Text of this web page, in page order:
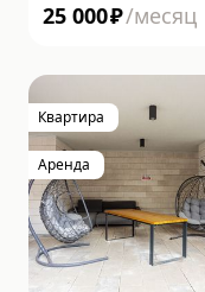
25 000₽/месяц
Квартира
Аренда